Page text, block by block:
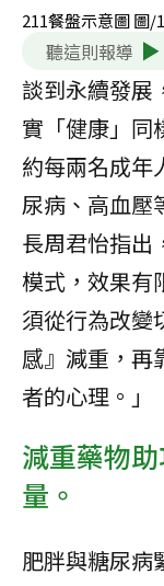
211餐盤示意圖 圖/
聽這則報導
談到永續發展
實「健康」同
約每兩名成年
尿病、高血壓
長周君怡指出
模式，效果有
須從行為改變
感』減重，再
者的心理。」
減重藥物
量。
肥胖與糖尿病